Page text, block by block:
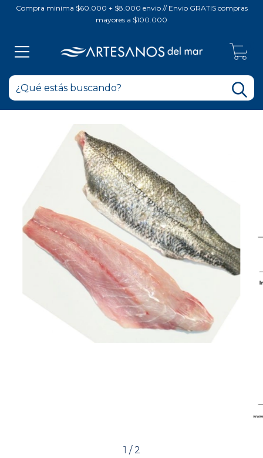
Compra minima $60.000 + $8.000 envio // Envio GRATIS compras
mayores a $100.000
1 /2